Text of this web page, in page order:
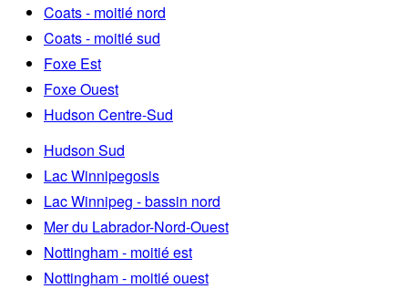
Coats - moitié nord
Coats - moitié sud
Foxe Est
Foxe Ouest
Hudson Centre-Sud
Hudson Sud
Lac Winnipegosis
Lac Winnipeg - bassin nord
Mer du Labrador-Nord-Ouest
Nottingham - moitié est
Nottingham - moitié ouest